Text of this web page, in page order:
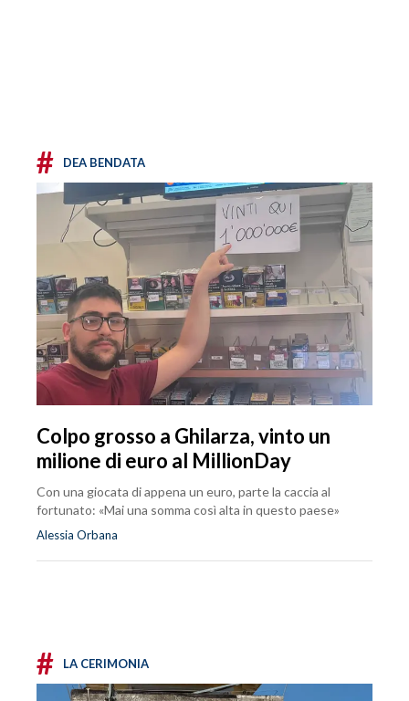
# DEA BENDATA
Colpo grosso a Ghilarza, vinto un
milione di euro al MillionDay
Con una giocata di appena un euro, parte la caccia al
fortunato: «Mai una somma così alta in questo paese»
Alessia Orbana
# LA CERIMONIA